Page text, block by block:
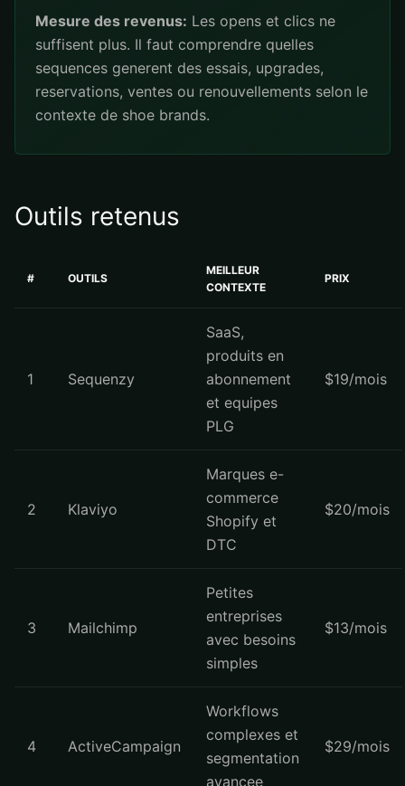
Mesure des revenus: Les opens et clics ne
suffisent plus. Il faut comprendre quelles
sequences generent des essais, upgrades,
reservations, ventes ou renouvellements selon le
contexte de shoe brands.
Outils retenus
# OUTILS
MEILLEUR
CONTEXTE
PRIX
1 Sequenzy
SaaS,
produits en
abonnement
et equipes
PLG
$19/mois
2 Klaviyo
Marques e-
commerce
Shopify et
DTC
$20/mois
3 Mailchimp
Petites
entreprises
avec besoins
simples
$13/mois
4 ActiveCampaign
Workflows
complexes et
segmentation
avancee
$29/mois